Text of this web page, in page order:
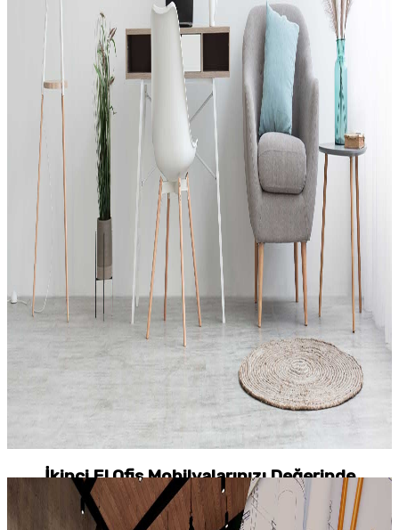
İkinci El Ofis Mobilyalarınızı Değerinde
Satın Alıyoruz
Hemen Arayın, Ücretsiz Keşfe Gelelim